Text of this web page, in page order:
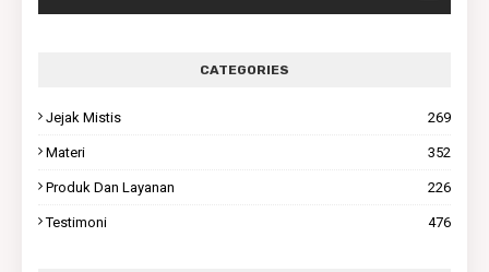
CATEGORIES
Jejak Mistis 269
Materi 352
Produk Dan Layanan 226
Testimoni 476